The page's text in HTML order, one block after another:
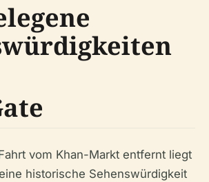
vom Khan-Markt entfernt liegt
historische Sehenswürdigkeit